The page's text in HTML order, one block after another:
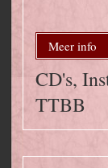
Meer info
CD's,
TTBB